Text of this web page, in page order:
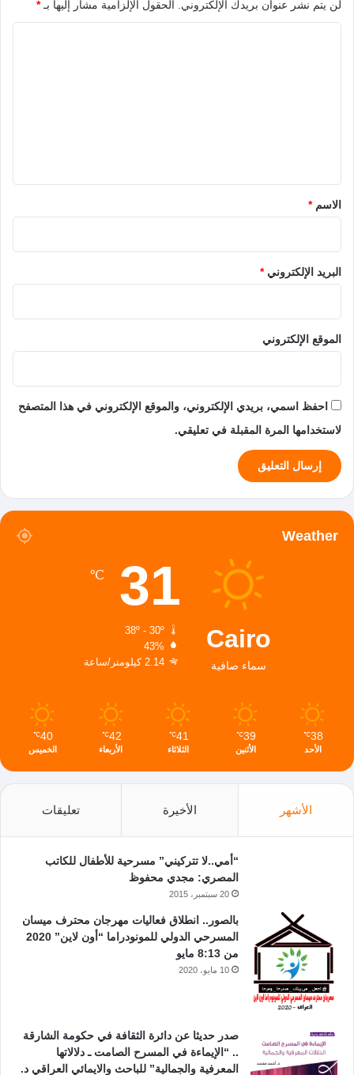
لن يتم نشر عنوان بريدك الإلكتروني. الحقول الإلزامية مشار إليها بـ*
*الاسم*
البريد الإلكتروني*
الموقع الإلكتروني
احفظ اسمي، بريدي الإلكتروني، والموقع الإلكتروني في هذا المتصفح
لاستخدامها المرة المقبلة في تعليقي.
Weather
Cairo
سماء صافية
31
℃
38º - 30º
43%
2.14 كيلومتر/ساعة
38
℃
الأحد
39
℃
الأثنين
41
℃
الثلاثاء
42
℃
الأربعاء
40
℃
الخميس
الأشهر الأخيرة تعليقات
“أمي..لا تتركيني” مسرحية للأطفال للكاتب
المصري: مجدي محفوظ
20 سبتمبر، 2015
بالصور.. انطلاق فعاليات مهرجان محترف ميسان
المسرحي الدولي للمونودراما “أون لاين” 2020
من 8:13 مايو
10 مايو، 2020
صدر حديثا عن دائرة الثقافة في حكومة الشارقة
.. “الإيماءة في المسرح الصامت ـ دلالاتها
المعرفية والجمالية” للباحث والايمائي العراقي د.